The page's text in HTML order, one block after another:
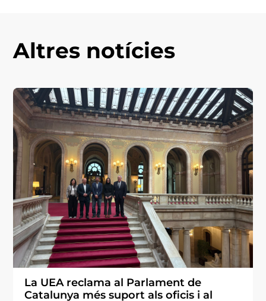
Altres notícies
La UEA reclama al Parlament de
Catalunya més suport als oficis i al